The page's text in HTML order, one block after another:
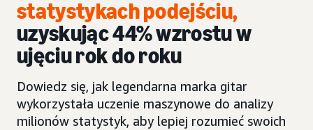
statystykach podejściu,
uzyskując 44% wzrostu w
ujęciu rok do roku
Dowiedz się, jak legendarna marka gitar
wykorzystała uczenie maszynowe do analizy
milionów statystyk, aby lepiej rozumieć swoich